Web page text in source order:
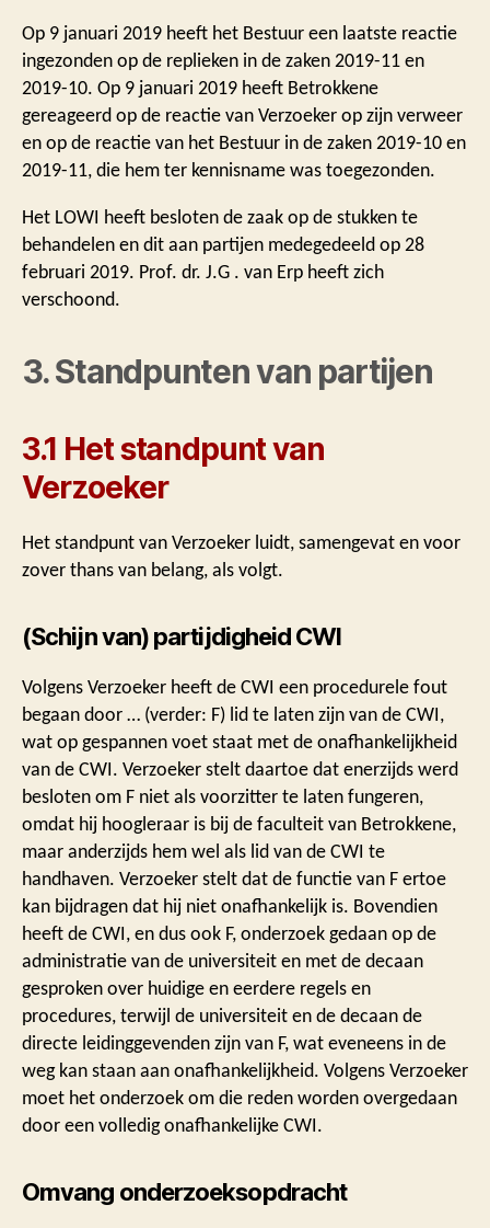
Op 9 januari 2019 heeft het Bestuur een laatste reactie
ingezonden op de replieken in de zaken 2019-11 en
2019-10. Op 9 januari 2019 heeft Betrokkene
gereageerd op de reactie van Verzoeker op zijn verweer
en op de reactie van het Bestuur in de zaken 2019-10 en
2019-11, die hem ter kennisname was toegezonden.
Het LOWI heeft besloten de zaak op de stukken te
behandelen en dit aan partijen medegedeeld op 28
februari 2019. Prof. dr. J.G . van Erp heeft zich
verschoond.
3. Standpunten van partijen
3.1 Het standpunt van
Verzoeker
Het standpunt van Verzoeker luidt, samengevat en voor
zover thans van belang, als volgt.
(Schijn van) partijdigheid CWI
Volgens Verzoeker heeft de CWI een procedurele fout
begaan door … (verder: F) lid te laten zijn van de CWI,
wat op gespannen voet staat met de onafhankelijkheid
van de CWI. Verzoeker stelt daartoe dat enerzijds werd
besloten om F niet als voorzitter te laten fungeren,
omdat hij hoogleraar is bij de faculteit van Betrokkene,
maar anderzijds hem wel als lid van de CWI te
handhaven. Verzoeker stelt dat de functie van F ertoe
kan bijdragen dat hij niet onafhankelijk is. Bovendien
heeft de CWI, en dus ook F, onderzoek gedaan op de
administratie van de universiteit en met de decaan
gesproken over huidige en eerdere regels en
procedures, terwijl de universiteit en de decaan de
directe leidinggevenden zijn van F, wat eveneens in de
weg kan staan aan onafhankelijkheid. Volgens Verzoeker
moet het onderzoek om die reden worden overgedaan
door een volledig onafhankelijke CWI.
Omvang onderzoeksopdracht